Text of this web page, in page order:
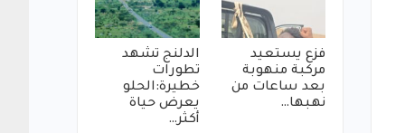
فزع يستعيد
مركبة منهوبة
بعد ساعات من
نهبها…
الدلنج تشهد
تطورات
خطيرة:الحلو
يعرض حياة
أكثر…